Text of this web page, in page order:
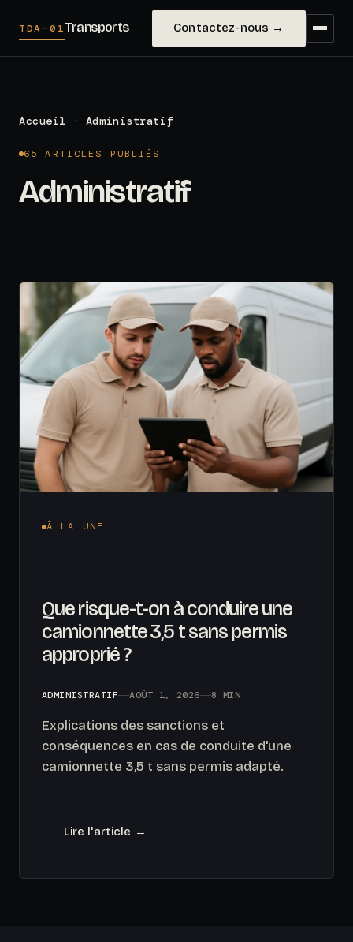
TDA—01Transports Contactez-nous →
Accueil · Administratif
65 ARTICLES PUBLIÉS
Administratif
À LA UNE
Que risque-t-on à conduire une
camionnette 3,5 t sans permis
approprié ?
ADMINISTRATIF AOÛT 1, 2026 8 MIN
Explications des sanctions et
conséquences en cas de conduite d'une
camionnette 3,5 t sans permis adapté.
Lire l'article →